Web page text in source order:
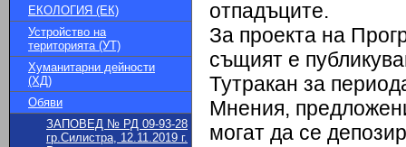
ЕКОЛОГИЯ (ЕК)
Устройство на
територията (УТ)
Хуманитарни дейности
(ХД)
Обяви
ЗАПОВЕД № РД 09-93-28
гр.Силистра, 12.11.2019 г.
отпадъците.
За проекта на
същият е
Тутракан за
Мнения,
могат да се